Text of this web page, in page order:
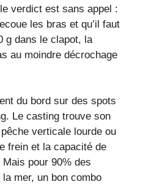
verdict est sans appel :
les bras et qu’il faut
g dans le clapot, la
au moindre décrochage
du bord sur des spots
Le casting trouve son
verticale lourde ou
frein et la capacité de
pour 90% des
mer, un bon combo